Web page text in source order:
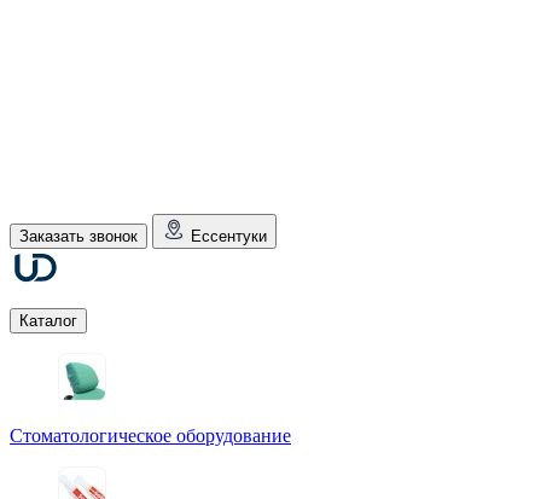
Заказать звонок Ессентуки
Каталог
Стоматологическое оборудование